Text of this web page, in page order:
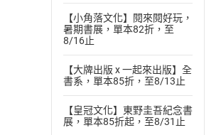
【小角落文化】閱來閱好玩，
暑期書展，單本82折，至
8/16止
【大牌出版 x 一起來出版】全
書系，單本85折，至8/13止
【皇冠文化】東野圭吾紀念書
展，單本85折起，至8/31止